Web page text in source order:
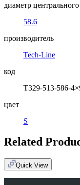
диаметр
58.6
производитель
Tech-Line
код
T329-513-586-
цвет
S
Related
Quick View